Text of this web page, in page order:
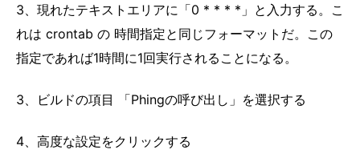
3、現れたテキストエリアに「0 * * * *」と入力する。こ
れは crontab の 時間指定と同じフォーマットだ。この
指定であれば1時間に1回実行されることになる。
3、ビルドの項目 「Phingの呼び出し」を選択する
4、高度な設定をクリックする